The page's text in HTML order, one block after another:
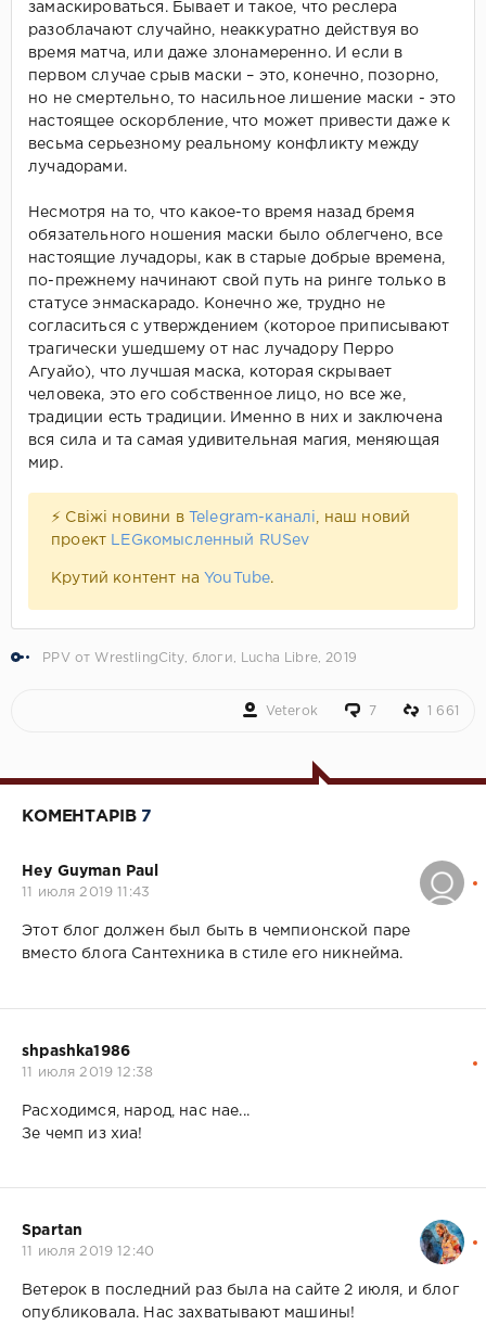
замаскироваться. Бывает и такое, что реслера
разоблачают случайно, неаккуратно действуя во
время матча, или даже злонамеренно. И если в
первом случае срыв маски – это, конечно, позорно,
но не смертельно, то насильное лишение маски - это
настоящее оскорбление, что может привести даже к
весьма серьезному реальному конфликту между
лучадорами.
Несмотря на то, что какое-то время назад бремя
обязательного ношения маски было облегчено, все
настоящие лучадоры, как в старые добрые времена,
по-прежнему начинают свой путь на ринге только в
статусе энмаскарадо. Конечно же, трудно не
согласиться с утверждением (которое приписывают
трагически ушедшему от нас лучадору Перро
Агуайо), что лучшая маска, которая скрывает
человека, это его собственное лицо, но все же,
традиции есть традиции. Именно в них и заключена
вся сила и та самая удивительная магия, меняющая
мир.
⚡ Свіжі новини в Telegram-каналі
, наш новий
проект
LEGкомысленный RUSev
Крутий контент на YouTube.
PPV от WrestlingCity, блоги Lucha Libre, 2019
Veterok 7 1 661
КОМЕНТАРІВ 7
Hey Guyman Paul
11 июля 2019 11:43
Этот блог должен был быть в чемпионской паре
вместо блога Сантехника в стиле его никнейма.
shpashka1986
11 июля 2019 12:38
Расходимся, народ, нас нае...
Зе чемп из хиа!
Spartan
11 июля 2019 12:40
Ветерок в последний раз была на сайте 2 июля, и блог
опубликовала. Нас захватывают машины!